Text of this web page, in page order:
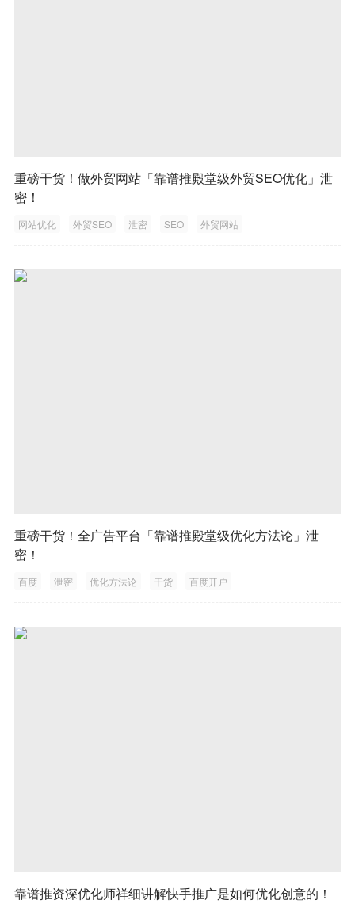
重磅干货！做外贸网站「靠谱推殿堂级外贸SEO优化」泄
密！
网站优化 外贸SEO 泄密 SEO 外贸网站
重磅干货！全广告平台「靠谱推殿堂级优化方法论」泄
密！
百度 泄密 优化方法论 干货 百度开户
靠谱推资深优化师祥细讲解快手推广是如何优化创意的！